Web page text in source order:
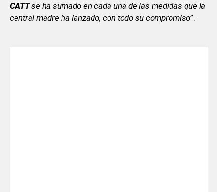
CATTse ha sumado en cada una de las medidas que la
central madre ha lanzado, con todo su compromiso”.